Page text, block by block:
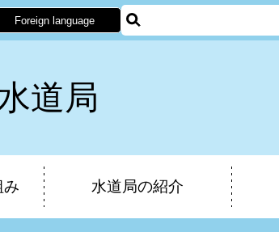
Foreign language
道局
み 水道局の紹介